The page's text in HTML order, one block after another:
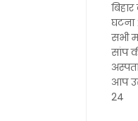
घटना
सभी
सांप
आप
24